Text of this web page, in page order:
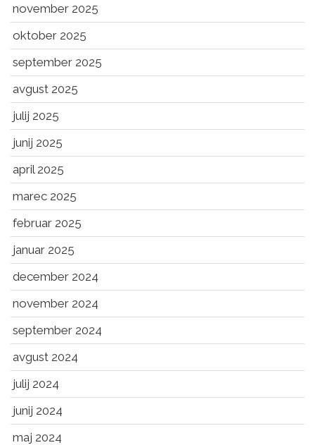
november 2025
oktober 2025
september 2025
avgust 2025
julij 2025
junij 2025
april 2025
marec 2025
februar 2025
januar 2025
december 2024
november 2024
september 2024
avgust 2024
julij 2024
junij 2024
maj 2024